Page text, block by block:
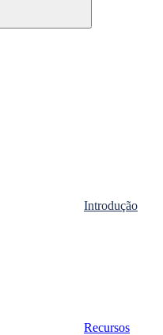
Introdução
Recursos